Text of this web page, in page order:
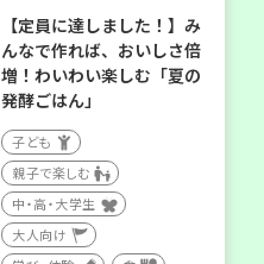
【定員に達しました！】み
んなで作れば、おいしさ倍
増！わいわい楽しむ「夏の
発酵ごはん」
子ども
親子で楽しむ
中・高・大学生
大人向け